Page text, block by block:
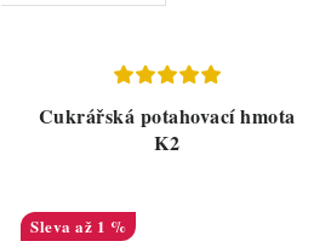
a
z
e
n
Cukrářská potahovací hmota
K2
až 1 %